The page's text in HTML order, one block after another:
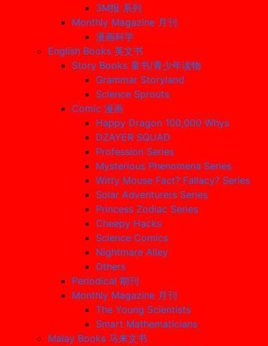
3M报 系列
Monthly Magazine 月刊
漫画科学
English Books 英文书
Story Books 童书/青少年读物
Grammar Storyland
Science Sprouts
Comic 漫画
Happy Dragon 100,000 Whys
DZAYER SQUAD
Profession Series
Mysterious Phenomena Series
Witty Mouse Fact? Fallacy? Series
Solar Adventurers Series
Princess Zodiac Series
Cheepy Hacks
Science Comics
Nightmare Alley
Others
Periodical 期刊
Monthly Magazine 月刊
The Young Scientists
Smart Mathematicians
Malay Books 马来文书